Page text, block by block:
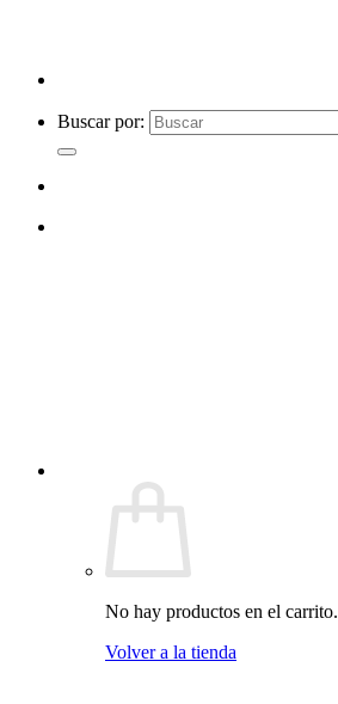
Buscar por:
No hay productos en el carrito.
Volver a la tienda